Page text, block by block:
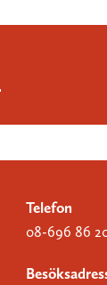
Telefon
08-696 86